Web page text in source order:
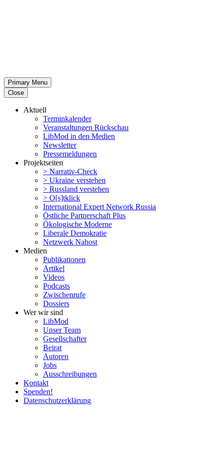
Primary Menu
Close
Aktuell
Termin­ka­lender
Veran­stal­tungen Rückschau
LibMod in den Medien
Newsletter
Presse­mel­dungen
Projekt­seiten
> Narrativ-Check
> Ukraine verstehen
> Russland verstehen
> O[s]tklick
Inter­na­tional Expert Network Russia
Östliche Partner­schaft Plus
Ökolo­gische Moderne
Liberale Demokratie
Netzwerk Nahost
Medien
Publi­ka­tionen
Artikel
Videos
Podcasts
Zwischenrufe
Dossiers
Wer wir sind
LibMod
Unser Team
Gesell­schafter
Beirat
Autoren
Jobs
Ausschrei­bungen
Kontakt
Spenden!
Daten­schutz­er­klärung